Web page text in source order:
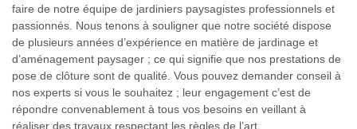
faire de notre équipe de jardiniers paysagistes professionnels et
passionnés. Nous tenons à souligner que notre société dispose
de plusieurs années d’expérience en matière de jardinage et
d’aménagement paysager ; ce qui signifie que nos prestations de
pose de clôture sont de qualité. Vous pouvez demander conseil à
nos experts si vous le souhaitez ; leur engagement c’est de
répondre convenablement à tous vos besoins en veillant à
réaliser des travaux respectant les règles de l’art.